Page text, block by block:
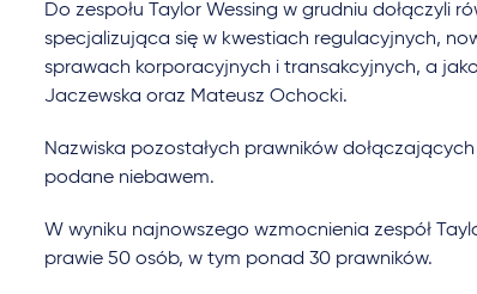
Do zespołu Taylor Wessing w grudniu dołączyli
specjalizująca się w kwestiach regulacyjnych,
sprawach korporacyjnych i transakcyjnych, a
Jaczewska oraz Mateusz Ochocki.
Nazwiska pozostałych prawników
podane niebawem.
W wyniku najnowszego wzmocnienia zespół
prawie 50 osób, w tym ponad 30 prawników.